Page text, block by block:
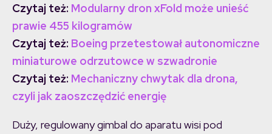
Czytaj też: Modularny dron xFold może unieść
prawie 455 kilogramów
Czytaj też: Boeing przetestował autonomiczne
miniaturowe odrzutowce w szwadronie
Czytaj też: Mechaniczny chwytak dla drona,
czyli jak zaoszczędzić energię
Duży, regulowany gimbal do aparatu wisi pod